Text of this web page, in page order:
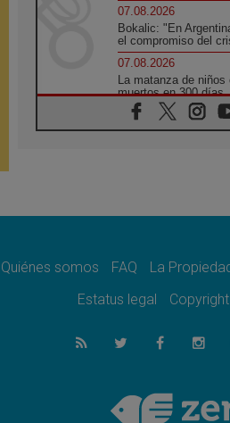
07.08.2026
Bokalic: "En
el compromiso del
07.08.2026
La matanza de
muertos en 300 días
07.08.2026
Tagle: La guerra
como misión al
SIGNIS 2026, dar
07.08.2026
Lanzan un proyecto
Programa oficial del
Papa León XIV a
Quiénes somos FAQ La
Estatus legal
Copyright